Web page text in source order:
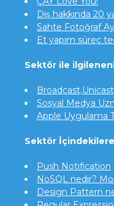
Diş hakkında 20
Sahte Fotoğraf
Et yapım süreç
Sektör ile
Sosyal Medya
Apple Uygulama
Sektör İçindekilere
Push Notification
NoSQL nedir?
Design Pattern